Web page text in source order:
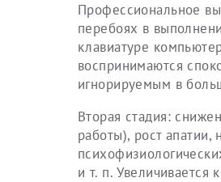
Профессиональное
перебоях в
клавиатуре
воспринимаются
игнорируемым в
Вторая стадия:
работы), рост апатии,
и т. п.